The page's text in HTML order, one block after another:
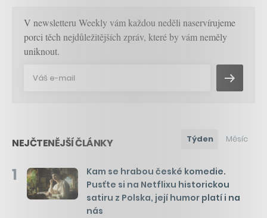
V newsletteru Weekly vám každou neděli naservírujeme
porci těch nejdůležitějších zpráv, které by vám neměly
uniknout.
NEJČTENĚJŠÍ ČLÁNKY Týden Měsíc
1
Kam se hrabou české komedie.
Pusťte si na Netflixu historickou
satiru z Polska, její humor platí i na
nás